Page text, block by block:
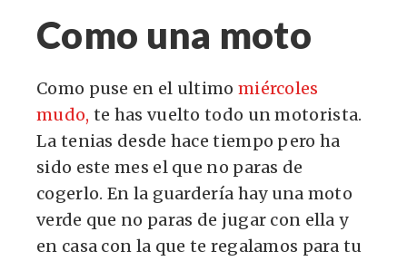
Como una moto
Como puse en el ultimo miércoles
mudo, te has vuelto todo un motorista.
La tenias desde hace tiempo pero ha
sido este mes el que no paras de
cogerlo. En la guardería hay una moto
verde que no paras de jugar con ella y
en casa con la que te regalamos para tu